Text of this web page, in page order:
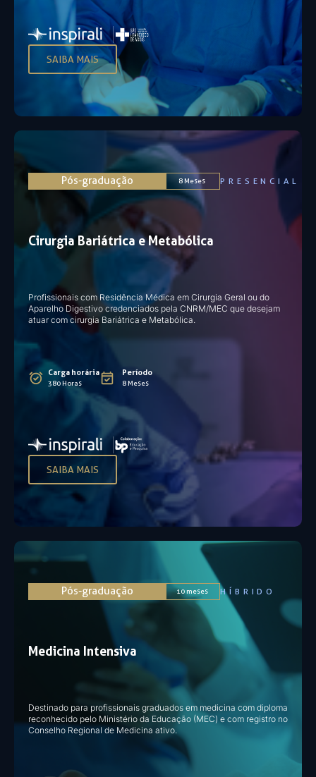
SAIBA MAIS
Cirurgia Bariátrica e Metabólica
Profissionais com Residência Médica em Cirurgia Geral ou do
Aparelho Digestivo credenciados pela CNRM/MEC que desejam
atuar com cirurgia Bariátrica e Metabólica.​
Carga horária
380 Horas
Período
8 Meses
Pós-graduação 8 Meses PRESENCIAL
SAIBA MAIS
Medicina Intensiva
Destinado para profissionais graduados em medicina com diploma
reconhecido pelo Ministério da Educação (MEC) e com registro no
Conselho Regional de Medicina ativo.
Pós-graduação 10 meses HÍBRIDO